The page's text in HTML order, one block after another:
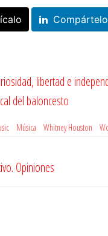
Compártelo
libertad e
del baloncesto
Música Whitney Houston
Opiniones